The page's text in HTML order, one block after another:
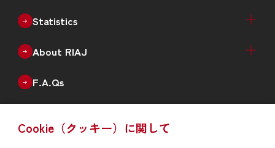
Statistics
Physical Sales Estimates（Quarterly）
Digital Music Sales Estimates（Quarterly）
Recorded Music Sales Estimates（Physical +
Production of Physical Music（Monthly）
Annual Data
Annual New Releases（Genre）
Number of Catalogues（Genre）
Number of Debut Artists
Historical Data
About RIAJ
Outline
Enterprise
Board of Directors
Member List
F.A.Qs
Cookie（クッキー）に関して